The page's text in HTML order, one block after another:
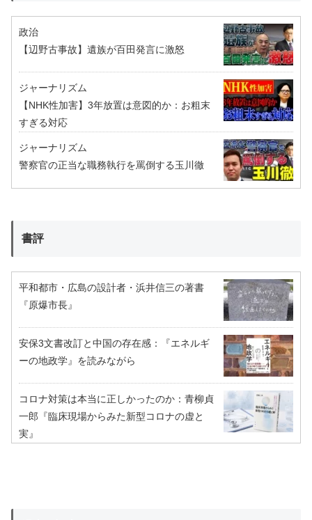
政治
【辺野古事故】遺族が百田発言に激怒
ジャーナリズム
【NHK性加害】3年放置は意図的か：お粗末
すぎる対応
ジャーナリズム
警察官の正当な職務執行を罵倒する玉川徹
書評
平和都市・広島の設計者・浜井信三の著書
『原爆市長』
安保3文書改訂と中国の存在感：『エネルギ
ーの地政学』を読みながら
コロナ対策は本当に正しかったのか：青柳貞
一郎『臨床現場からみた新型コロナの虚と
実』